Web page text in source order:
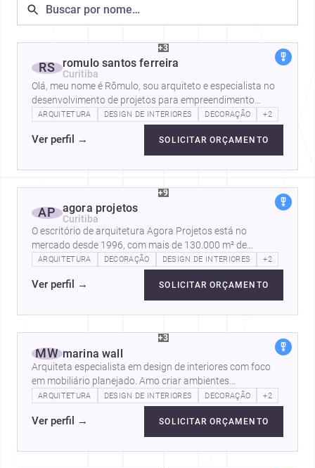
+3
RS romulo santos ferreira
Curitiba
Olá, meu nome é Rômulo, sou arquiteto e especialista no
desenvolvimento de projetos para empreendimento
imobiliários, como imagens hiper…
ARQUITETURA DESIGN DE INTERIORES DECORAÇÃO +2
Ver perfil → SOLICITAR ORÇAMENTO
+9
AP agora projetos
Curitiba
O escritório de arquitetura Agora Projetos está no
mercado desde 1996, com mais de 130.000 m² de
projetos entregues em todo o…
ARQUITETURA DECORAÇÃO DESIGN DE INTERIORES +2
Ver perfil → SOLICITAR ORÇAMENTO
+3
MW marina wall
Arquiteta especialista em design de interiores com foco
em mobiliário planejado. Amo criar ambientes
aconchegantes e que sejam práticos e…
ARQUITETURA DESIGN DE INTERIORES DECORAÇÃO +2
Ver perfil → SOLICITAR ORÇAMENTO